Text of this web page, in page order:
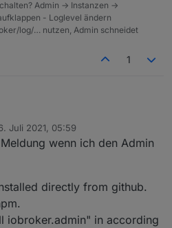
ioBroker Installation. Ist also mein
Admin -> Instanzen ->
- Loglevel ändern
log/… nutzen, Admin schneidet
1
Juli 2021, 05:59
von
wenn ich den Admin
directly from github.
iobroker.admin" in according